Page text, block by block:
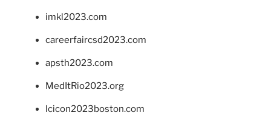
imkl2023.com
careerfaircsd2023.com
apsth2023.com
MedItRio2023.org
lcicon2023boston.com